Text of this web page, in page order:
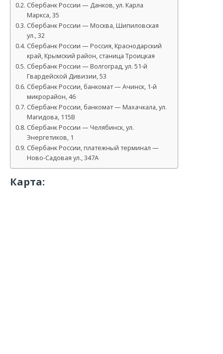
Сбербанк России — Данков, ул. Карла
Маркса, 35
Сбербанк России — Москва, Шипиловская
ул., 32
Сбербанк России — Россия, Краснодарский
край, Крымский район, станица Троицкая
Сбербанк России — Волгоград, ул. 51-й
Гвардейской Дивизии, 53
Сбербанк России, банкомат — Ачинск, 1-й
микрорайон, 46
Сбербанк России, банкомат — Махачкала, ул.
Магидова, 115В
Сбербанк России — Челябинск, ул.
Энергетиков, 1
Сбербанк России, платежный терминал —
Ново-Садовая ул., 347А
Карта: